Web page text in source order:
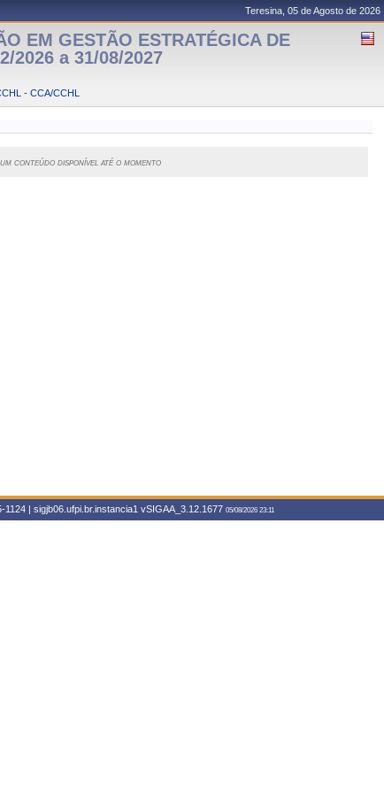
Teresina, 05 de Agosto de 2026
EM GESTÃO ESTRATÉGICA DE
2026 a 31/08/2027
- CCA/CCHL
conteúdo disponível até o momento
| sigjb06.ufpi.br.instancia1 vSIGAA_3.12.1677 05/08/2026 23:11